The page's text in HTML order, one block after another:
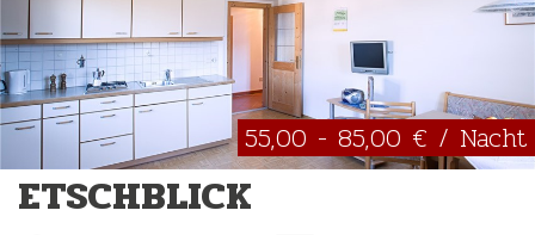
55,00 - 85,00 € / Nacht
ETSCHBLICK